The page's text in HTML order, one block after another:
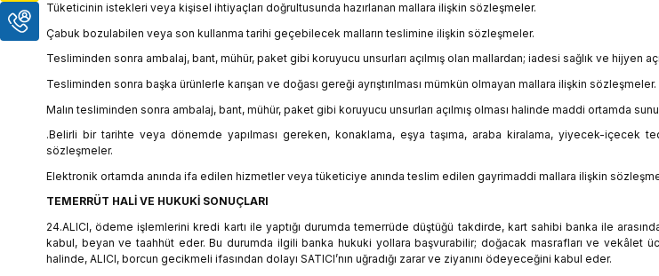
Tüketicinin istekleri veya kişisel ihtiyaçları doğrultusunda hazırlanan mallara ilişkin sözleşmeler.
Çabuk bozulabilen veya son kullanma tarihi geçebilecek malların teslimine ilişkin sözleşmeler.
Tesliminden sonra ambalaj, bant, mühür, paket gibi koruyucu unsurları açılmış olan mallardan; iadesi sağlık ve hijyen
Tesliminden sonra başka ürünlerle karışan ve doğası gereği ayrıştırılması mümkün olmayan mallara ilişkin sözleşmeler.
Malın tesliminden sonra ambalaj, bant, mühür, paket gibi koruyucu unsurları açılmış olması halinde maddi ortamda
.Belirli bir tarihte veya dönemde yapılması gereken, konaklama, eşya taşıma, araba kiralama, yiyecek-içecek
sözleşmeler.
Elektronik ortamda anında ifa edilen hizmetler veya tüketiciye anında teslim edilen gayrimaddi mallara ilişkin
TEMERRÜT HALİ VE HUKUKİ SONUÇLARI
24.ALICI, ödeme işlemlerini kredi kartı ile yaptığı durumda temerrüde düştüğü takdirde, kart sahibi banka ile
kabul, beyan ve taahhüt eder. Bu durumda ilgili banka hukuki yollara başvurabilir; doğacak masrafları ve vekâlet
halinde, ALICI, borcun gecikmeli ifasından dolayı SATICI’nın uğradığı zarar ve ziyanını ödeyeceğini kabul eder.